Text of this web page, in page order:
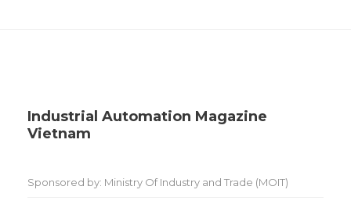
Industrial Automation Magazine
Vietnam
Sponsored by: Ministry Of Industry and Trade (MOIT)